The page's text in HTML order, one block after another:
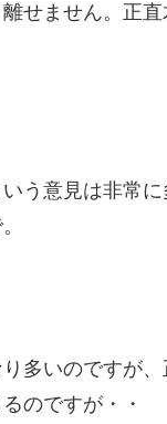
せません。正
う意見は非常
多いのですが
のですが・・